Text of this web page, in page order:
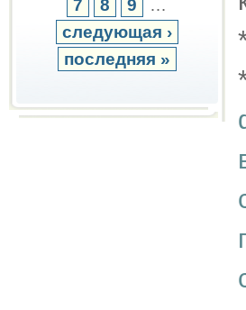
7 8 9
…
следующая ›
последняя »